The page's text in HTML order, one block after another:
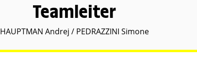
Teamleiter
HAUPTMAN Andrej / PEDRAZZINI Simone